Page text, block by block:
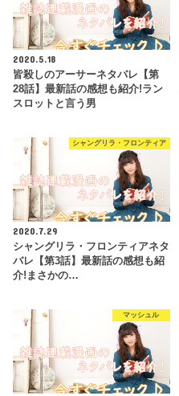
2020.5.18
皆殺しのアーサーネタバレ【第
28話】最新話の感想も紹介!ラン
スロットと言う男
シャングリラ・フロンティア
2020.7.29
シャングリラ・フロンティアネタ
バレ【第3話】最新話の感想も紹
介!まさかの…
マッシュル